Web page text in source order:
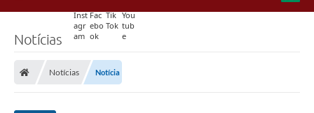
Notícias
Notícias Notícia